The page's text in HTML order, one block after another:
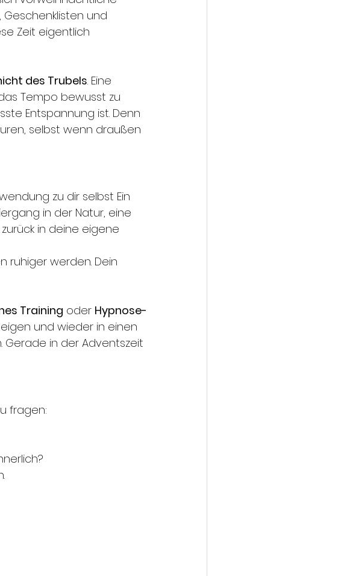
Geschenklisten und
Zeit eigentlich
des Trubels. Eine
Tempo bewusst zu
Entspannung ist. Denn
selbst wenn draußen
zu dir selbst Ein
in der Natur, eine
in deine eigene
ruhiger werden. Dein
Training oder Hypnose-
und wieder in einen
Gerade in der Adventszeit
fragen: